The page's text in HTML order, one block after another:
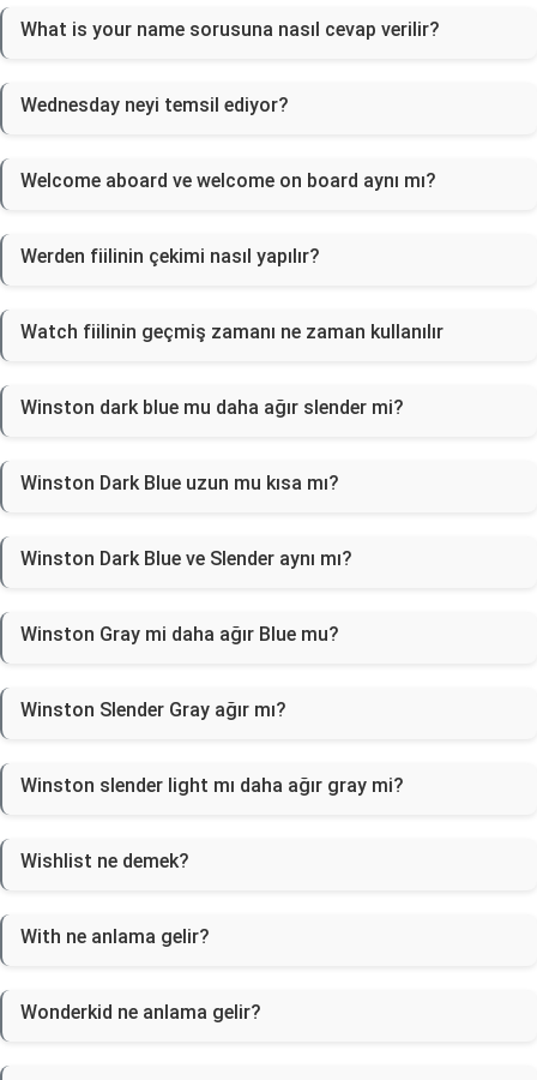
What is your name sorusuna nasıl cevap verilir?
Wednesday neyi temsil ediyor?
Welcome aboard ve welcome on board aynı mı?
Werden fiilinin çekimi nasıl yapılır?
Watch fiilinin geçmiş zamanı ne zaman kullanılır
Winston dark blue mu daha ağır slender mi?
Winston Dark Blue uzun mu kısa mı?
Winston Dark Blue ve Slender aynı mı?
Winston Gray mi daha ağır Blue mu?
Winston Slender Gray ağır mı?
Winston slender light mı daha ağır gray mi?
Wishlist ne demek?
With ne anlama gelir?
Wonderkid ne anlama gelir?